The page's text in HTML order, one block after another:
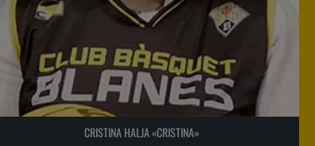
CRISTINA HALJA «CRISTINA»